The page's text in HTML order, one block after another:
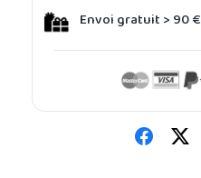
Envoi gratuit > 90 €